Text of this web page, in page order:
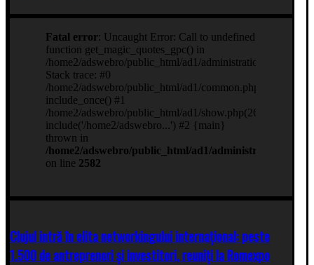
Clujul intră în elita networkingului internațional: peste
1.500 de antreprenori și investitori, reuniți la Romexpo